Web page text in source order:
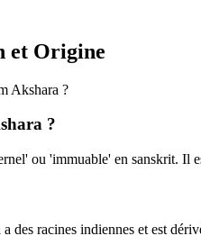
et Origine
Akshara ?
?
ou 'immuable' en sanskrit. Il
des racines indiennes et est